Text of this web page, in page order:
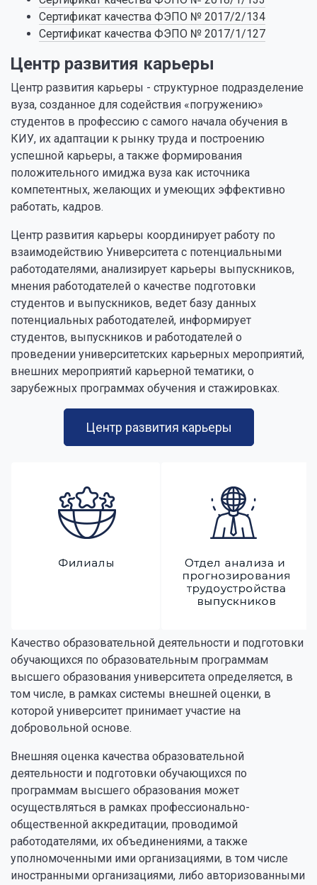
Сертификат качества ФЭПО № 2017/2/134
Сертификат качества ФЭПО № 2017/1/127
Центр развития карьеры
Центр развития карьеры - структурное подразделение
вуза, созданное для содействия «погружению»
студентов в профессию с самого начала обучения в
КИУ, их адаптации к рынку труда и построению
успешной карьеры, а также формирования
положительного имиджа вуза как источника
компетентных, желающих и умеющих эффективно
работать, кадров.
Центр развития карьеры координирует работу по
взаимодействию Университета с потенциальными
работодателями, анализирует карьеры выпускников,
мнения работодателей о качестве подготовки
студентов и выпускников, ведет базу данных
потенциальных работодателей, информирует
студентов, выпускников и работодателей о
проведении университетских карьерных мероприятий,
внешних мероприятий карьерной тематики, о
зарубежных программах обучения и стажировках.
Центр развития карьеры
Качество образовательной деятельности и подготовки
обучающихся по образовательным программам
высшего образования университета определяется, в
том числе, в рамках системы внешней оценки, в
которой университет принимает участие на
добровольной основе.
Внешняя оценка качества образовательной
деятельности и подготовки обучающихся по
программам высшего образования может
осуществляться в рамках профессионально-
общественной аккредитации, проводимой
работодателями, их объединениями, а также
уполномоченными ими организациями, в том числе
иностранными организациями, либо авторизованными